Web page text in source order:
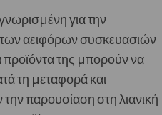
για την
των αειφόρων συσκευασιών
της μπορούν να
τη μεταφορά και
παρουσίαση στη λιανική